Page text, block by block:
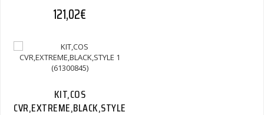
121,02€
KIT,COS
CVR,EXTREME,BLACK,STYLE